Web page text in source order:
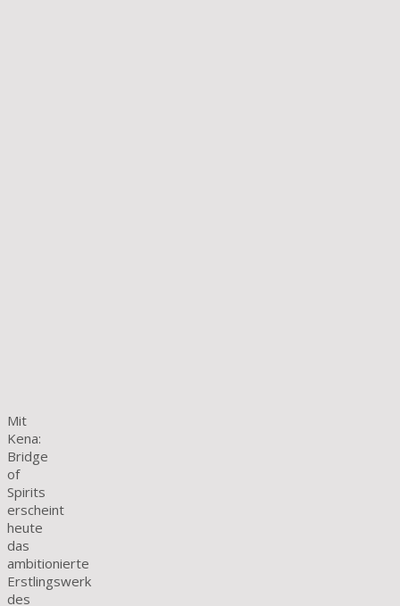
Mit
Kena:
Bridge
of
Spirits
erscheint
heute
das
ambitionierte
Erstlingswerk
des